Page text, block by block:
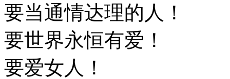
要当通情达理的人！
要世界永恒有爱！
要爱女人！